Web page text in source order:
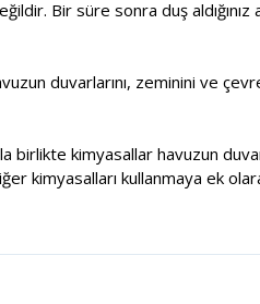
Bir süre sonra duş aldığınız
duvarlarını, zeminini ve
birlikte kimyasallar havuzun
kimyasalları kullanmaya ek